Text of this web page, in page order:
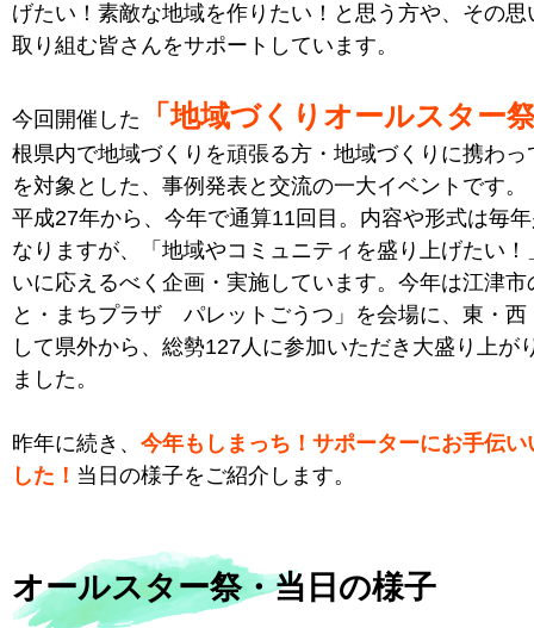
げたい！素敵な地域を作りたい！と思う方や、その思
取り組む皆さんをサポートしています。
今回開催した 「地域づくりオールスター
根県内で地域づくりを頑張る方・地域づくりに携わっ
を対象とした、事例発表と交流の一大イベントです。
平成27年から、今年で通算11回目。内容や形式は毎
なりますが、「地域やコミュニティを盛り上げたい！
いに応えるべく企画・実施しています。今年は江津市
と・まちプラザ パレットごうつ」を会場に、東・西
して県外から、総勢127人に参加いただき大盛り上が
ました。
昨年に続き、 今年もしまっち！サポーターにお手伝い
した！ 当日の様子をご紹介します。
オールスター祭・当日の様子